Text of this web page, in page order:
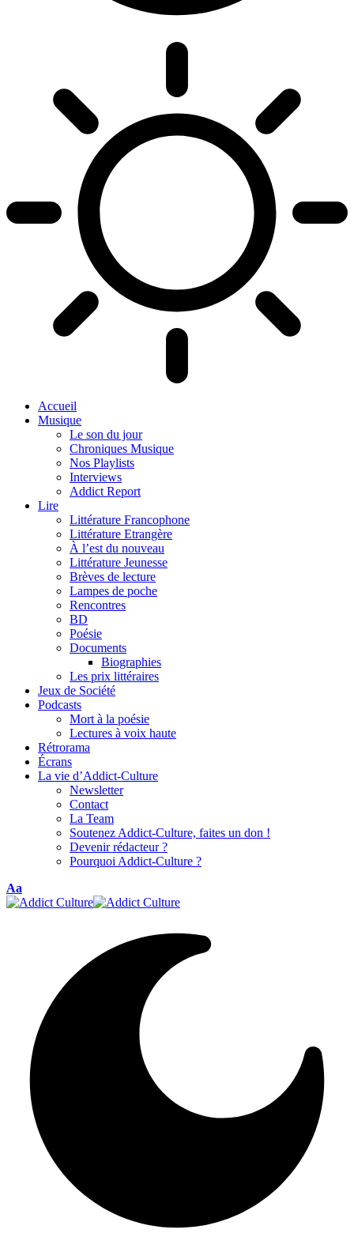
Accueil
Musique
Le son du jour
Chroniques Musique
Nos Playlists
Interviews
Addict Report
Lire
Littérature Francophone
Littérature Etrangère
À l’est du nouveau
Littérature Jeunesse
Brèves de lecture
Lampes de poche
Rencontres
BD
Poésie
Documents
Biographies
Les prix littéraires
Jeux de Société
Podcasts
Mort à la poésie
Lectures à voix haute
Rétrorama
Écrans
La vie d’Addict-Culture
Newsletter
Contact
La Team
Soutenez Addict-Culture, faites un don !
Devenir rédacteur ?
Pourquoi Addict-Culture ?
Font
Resizer
Aa